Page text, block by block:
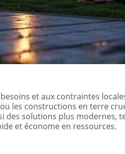
et aux contraintes
les constructions en terre
des solutions plus modernes,
et économe en ressources.